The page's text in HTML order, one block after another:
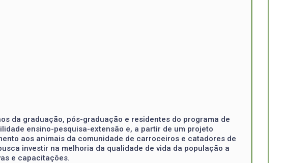
da graduação, pós-graduação e residentes do programa de
ensino-pesquisa-extensão e, a partir de um projeto
aos animais da comunidade de carroceiros e catadores de
investir na melhoria da qualidade de vida da população a
e capacitações.